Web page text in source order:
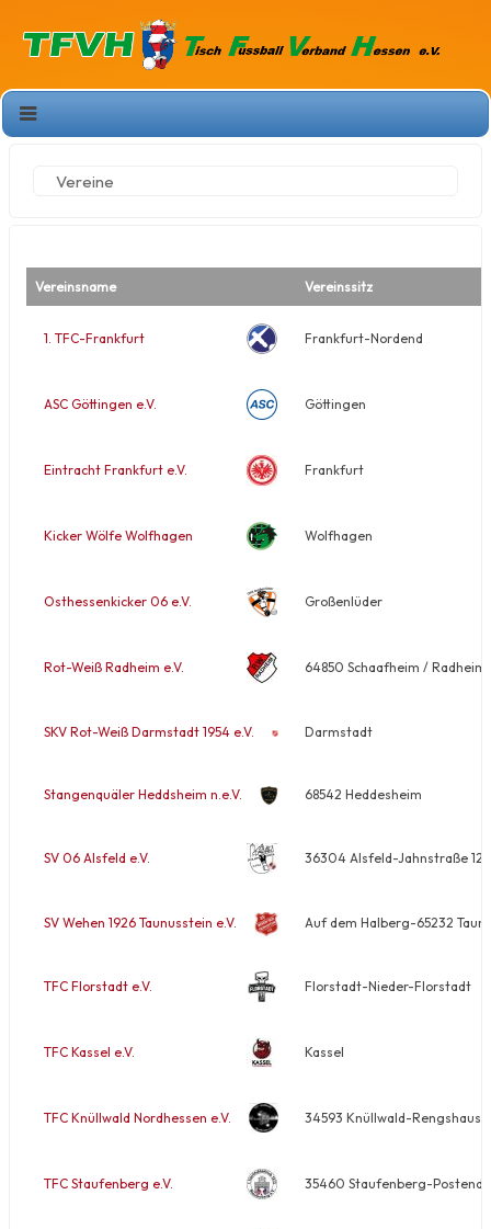
Vereine
Vereinsname Vereinssitz
1. TFC-Frankfurt Frankfurt-Nordend
ASC Göttingen e.V. Göttingen
Eintracht Frankfurt e.V. Frankfurt
Kicker Wölfe Wolfhagen Wolfhagen
Osthessenkicker 06 e.V. Großenlüder
Rot-Weiß Radheim e.V. 64850 Schaafheim /
SKV Rot-Weiß Darmstadt 1954 e.V. Darmstadt
Stangenquäler Heddsheim n.e.V. 68542 Heddesheim
SV 06 Alsfeld e.V. 36304 Alsfeld-Jahnstraße 12
SV Wehen 1926 Taunusstein e.V. Auf dem Halberg-65232
TFC Florstadt e.V. Florstadt-Nieder-Florstadt
TFC Kassel e.V. Kassel
TFC Knüllwald Nordhessen e.V. 34593 Knüllwald-
TFC Staufenberg e.V. 35460 Staufenberg-